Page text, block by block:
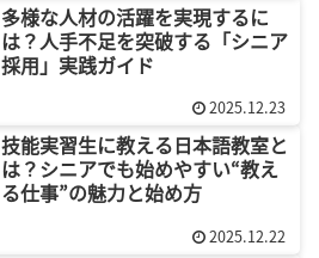
多様な人材の活躍を実現するに
は？人手不足を突破する「シニア
採用」実践ガイド
2025.12.23
技能実習生に教える日本語教室と
は？シニアでも始めやすい“教え
る仕事”の魅力と始め方
2025.12.22